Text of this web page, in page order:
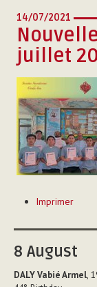
FAMILLE
MISSION
NEF
MULTIMÉDIA
P. AUGUSTE
14/07/2021
juillet
Imprimer
8 August
DALY Vabié Armel,